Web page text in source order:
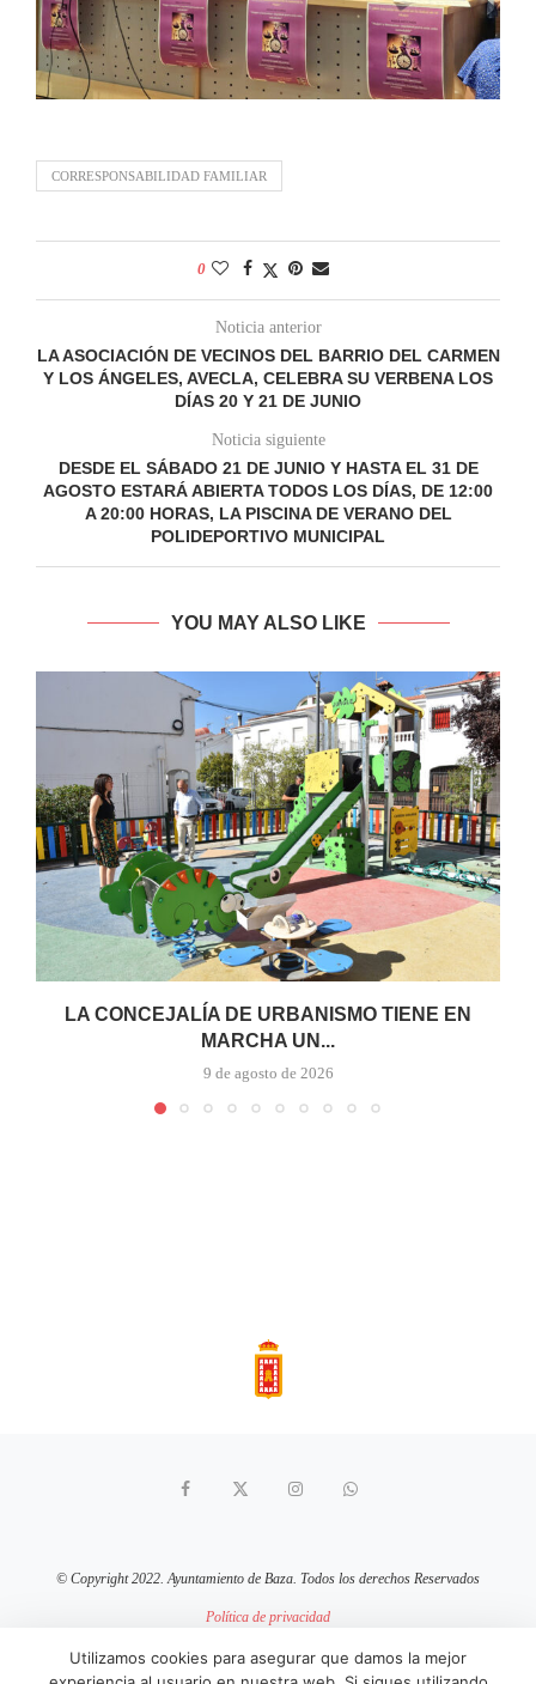
CORRESPONSABILIDAD FAMILIAR
0
Noticia anterior
LA ASOCIACIÓN DE VECINOS DEL BARRIO DEL CARMEN
Y LOS ÁNGELES, AVECLA, CELEBRA SU VERBENA LOS
DÍAS 20 Y 21 DE JUNIO
Noticia siguiente
DESDE EL SÁBADO 21 DE JUNIO Y HASTA EL 31 DE
AGOSTO ESTARÁ ABIERTA TODOS LOS DÍAS, DE 12:00
A 20:00 HORAS, LA PISCINA DE VERANO DEL
POLIDEPORTIVO MUNICIPAL
YOU MAY ALSO LIKE
LA CONCEJALÍA DE URBANISMO TIENE EN
MARCHA UN...
9 de agosto de 2026
© Copyright 2022. Ayuntamiento de Baza. Todos los derechos Reservados
Política de privacidad
Política de cookies
Utilizamos cookies para asegurar que damos la mejor